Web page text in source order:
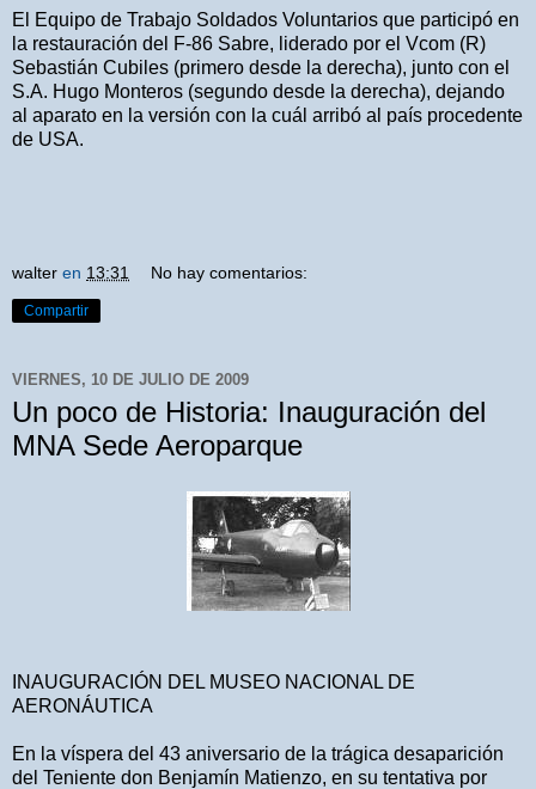
El Equipo de Trabajo Soldados Voluntarios que participó en
la restauración del F-86 Sabre, liderado por el Vcom (R)
Sebastián Cubiles (primero desde la derecha), junto con el
S.A. Hugo Monteros (segundo desde la derecha), dejando
al aparato en la versión con la cuál arribó al país procedente
de USA.
walter en 13:31 No hay comentarios:
Compartir
VIERNES, 10 DE JULIO DE 2009
Un poco de Historia: Inauguración del
MNA Sede Aeroparque
INAUGURACIÓN DEL MUSEO NACIONAL DE
AERONÁUTICA
En la víspera del 43 aniversario de la trágica desaparición
del Teniente don Benjamín Matienzo, en su tentativa por